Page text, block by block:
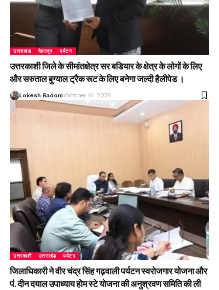
उत्तराखंड देहरादून पर्यटन
उत्तरकाशी जिले के सीमांतक्षेत्र सर बडियार के क्षेत्र के लोगों के लिए
और सरुताल बुग्याल ट्रैक रूट के लिए बनेगा जल्दी हैलीपेड ।
Lokesh Badoni October 14, 2025
उत्तरकाशी उत्तराखंड पर्यटन
जिलाधिकारी ने वीर चंद्र सिंह गढ़वाली पर्यटन स्वरोजगार योजना और
पं. दीन दयाल उपाध्याय होम स्टे योजना की अनुश्रवण समिति की ली